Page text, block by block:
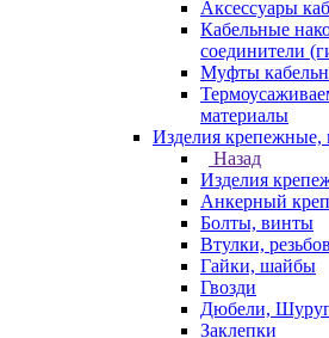
Аксессуары
Кабельные
соединители
Муфты
материалы
Изделия крепежные,
Назад
Изделия
Анкерный
Болты, винты
Втулки,
Гайки, шайбы
Гвозди
Дюбели,
Заклепки